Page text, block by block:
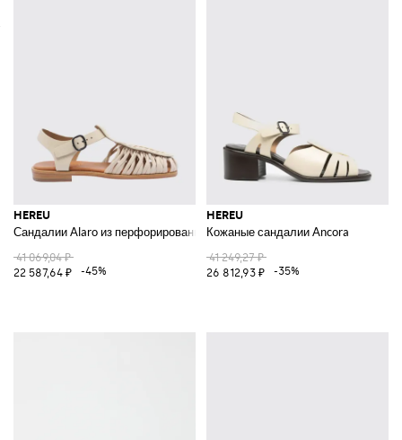
HEREU
Сандалии Alaro из перфорированной кожи
41 069,04 ₽
22 587,64 ₽
-45%
HEREU
Кожаные сандалии Ancora
41 249,27 ₽
26 812,93 ₽
-35%